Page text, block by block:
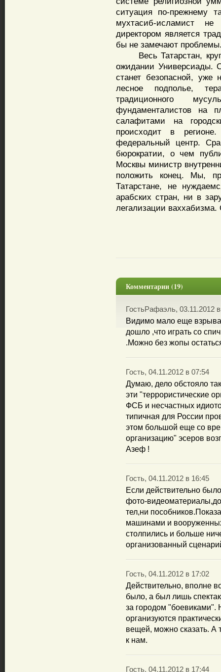
ситуация по-прежнему
мухтасиб-исламист
директором является
бы не замечают
Весь Татарстан,
ожидании Универсиады.
станет безопасной, уже
лесное подполье,
традиционного
фундаменталистов на
салафитами на
происходит в
федеральный центр.
бюрократии, о чем
Москвы министр
положить конец. Мы,
Татарстане, не
арабских стран, ни в
легализации
Комментарии (19)
ГостьРафаэль, 03.11.2012
Видимо мало еще
дошло ,что играть со
.Можно без жопы
Гость, 04.11.2012 в 07:54
Думаю, дело обстояло
эти "террористические
ФСБ и несчастных
типичная для России
этом большой еще со
организацию" эсеров
Азеф !
Гость, 04.11.2012 в 16:45
Если действительно
фото-
тел,ни
машинами и
столпились и больше
организованный
Гость, 04.11.2012 в 17:02
Действительно, вполне
было, а был лишь
за городом "боевиками".
организуются
вещей, можно сказать. А
к нам.
Гость, 04.11.2012 в 17:44